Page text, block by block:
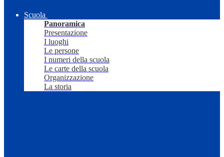
Scuola
Panoramica
Presentazione
I luoghi
Le persone
I numeri della scuola
Le carte della scuola
Organizzazione
La storia